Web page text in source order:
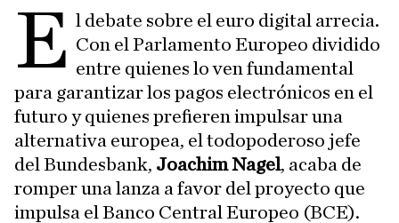
E l debate sobre el euro digital arrecia.
Con el Parlamento Europeo dividido
entre quienes lo ven fundamental
para garantizar los pagos electrónicos en el
futuro y quienes prefieren impulsar una
alternativa europea, el todopoderoso jefe
del Bundesbank, Joachim Nagel, acaba de
romper una lanza a favor del proyecto que
impulsa el Banco Central Europeo (BCE).